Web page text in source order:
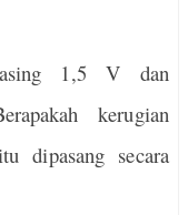
1,5 V dan
kerugian
dipasang secara